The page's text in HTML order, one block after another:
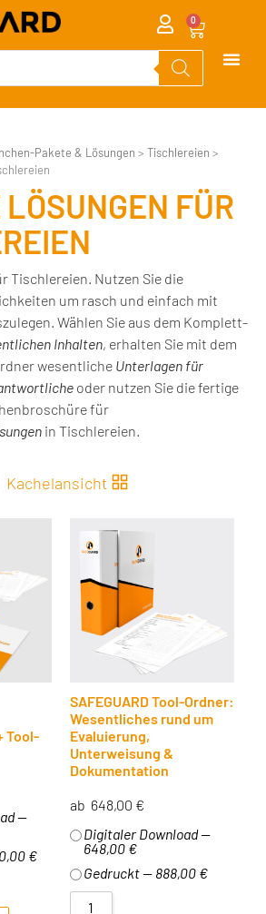
0
Pakete & Lösungen > Tischlereien >
FÜR
Tischlereien. Nutzen Sie die
um rasch und einfach mit
Wählen Sie aus dem Komplett-
Inhalten, erhalten Sie mit dem
wesentliche Unterlagen für
oder nutzen Sie die fertige
für
in Tischlereien.
Kachelansicht
Tool-
—
€
SAFEGUARD Tool-Ordner:
Wesentliches rund um
Evaluierung,
Unterweisung &
Dokumentation
ab 648,00 €
Digitaler Download —
648,00 €
Gedruckt — 888,00 €